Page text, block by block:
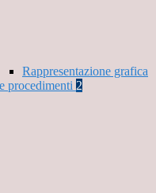
Rappresentazione grafica
procedimenti 2